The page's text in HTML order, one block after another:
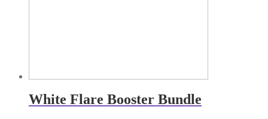
White Flare Booster Bundle